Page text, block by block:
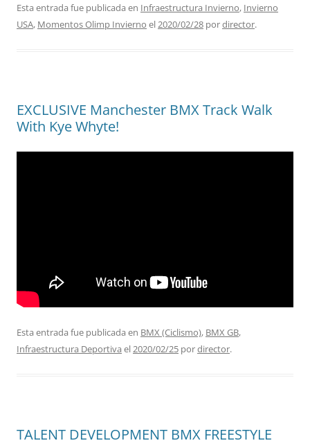
Esta entrada fue publicada en Infraestructura Invierno, Invierno
USA, Momentos Olimp Invierno el2020/02/28 pordirector.
EXCLUSIVE Manchester BMX Track Walk
With Kye Whyte!
Esta entrada fue publicada en BMX (Ciclismo), BMX GB,
Infraestructura Deportiva el2020/02/25 pordirector.
TALENT DEVELOPMENT BMX FREESTYLE